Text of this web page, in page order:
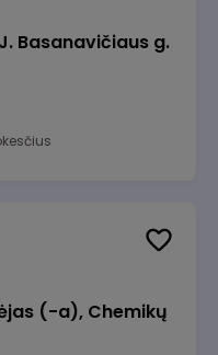
Basanavičiaus g.
(-a), Chemikų